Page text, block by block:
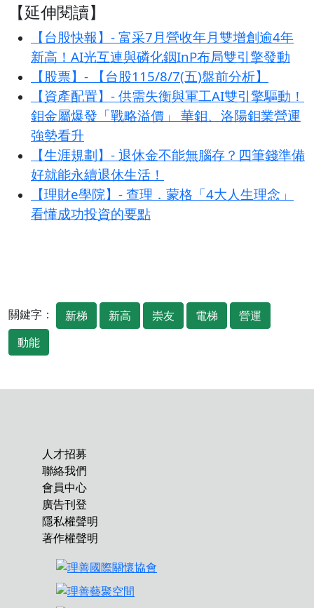
【延伸閱讀】
【台股快報】- 富采7月營收年月雙增創逾4年
新高！AI光互連與磷化銦InP布局雙引擎發動
【股票】- 【台股115/8/7(五)盤前分析】
【資產配置】- 供需失衡與軍工AI雙引擎驅動！
鉬金屬爆發「戰略溢價」 華鉬、洛陽鉬業營運
強勢看升
【生涯規劃】- 退休金不能無腦存？四筆錢準備
好就能永續退休生活！
【理財e學院】- 查理．蒙格「4大人生理念」
看懂成功投資的要點
關鍵字： 新梯 新高 崇友 電梯
營運
動能
人才招募
聯絡我們
會員中心
廣告刊登
隱私權聲明
著作權聲明